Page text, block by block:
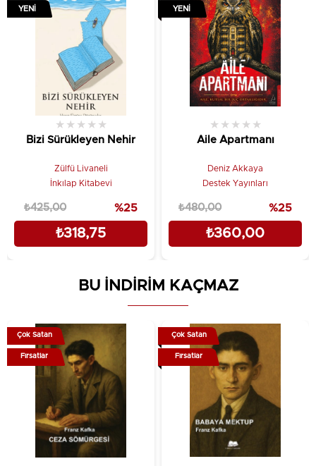
Bizi Sürükleyen Nehir
★ ★ ★ ★ ★
Zülfü Livaneli
İnkılap Kitabevi
₺318,75
₺425,00 %25
YENI
Aile Apartmanı
★ ★ ★ ★ ★
Deniz Akkaya
Destek Yayınları
₺360,00
₺480,00 %25
YENI
BU İNDİRİM KAÇMAZ
Çok Satan
Fırsatlar
Çok Satan
Fırsatlar